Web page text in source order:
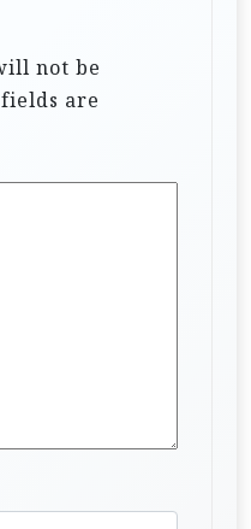
not be
are